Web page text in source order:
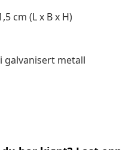
cm (L x B x H)
galvanisert metall